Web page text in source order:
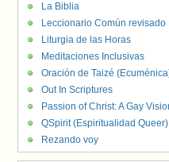
La Biblia
Leccionario Común revisado
Liturgia de las Horas
Meditaciones Inclusivas
Oración de Taizé
Out In Scriptures
Passion of Christ: A Gay
QSpirit (Espiritualidad Queer)
Rezando voy